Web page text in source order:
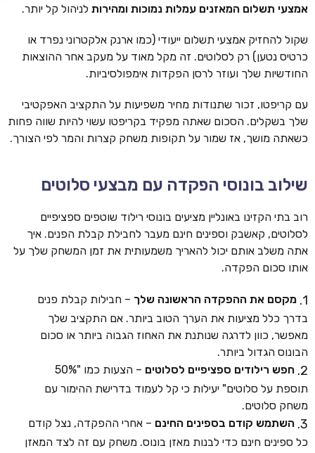
אמצעי תשלום המאזנים עמלות נמוכות ומהירות לניהול קל יותר.
שקול להחזיק אמצעי תשלום ייעודי (כמו ארנק אלקטרוני נפרד או
כרטיס נטען) רק לסלוטים. זה מקל מאוד על מעקב אחר ההוצאות
החודשיות שלך ועוזר לרסן הפקדות אימפולסיביות.
עם קריפטו, זכור שתנודות מחיר משפיעות על התקציב האפקטיבי
שלך בשקלים. הסכום שאתה מפקיד בקריפטו עשוי להיות שווה פחות
כשאתה מושך, אז שמור על תקופות משחק קצרות והמר לפי הצורך.
שילוב בונוסי הפקדה עם מבצעי סלוטים
רוב בתי הקזינו באונליין מציעים בונוסי רילוד שוטפים ספציפיים
לסלוטים, קאשבק וספינים חינם מעבר לחבילת קבלת הפנים. איך
אתה משלב אותם יכול להאריך משמעותית את זמן המשחק שלך על
אותו סכום הפקדה.
מקסם את ההפקדה הראשונה שלך – חבילות קבלת פנים
בדרך כלל מציעות את הערך הטוב ביותר. אם התקציב שלך
מאפשר, כוון לדרגה שנותנת את האחוז הגבוה ביותר או סכום
הבונוס הגדול ביותר.
חפש רילודים ספציפיים לסלוטים
– הצעות כמו "50%
תוספת על סלוטים" יעילות כי קל לעמוד בדרישת ההימור עם
משחק סלוטים.
השתמש קודם בספינים החינם – אחרי ההפקדה, נצל קודם
כל ספינים חינם כדי לבנות מאזן בונוס. משחק עם זה לצד המאזן